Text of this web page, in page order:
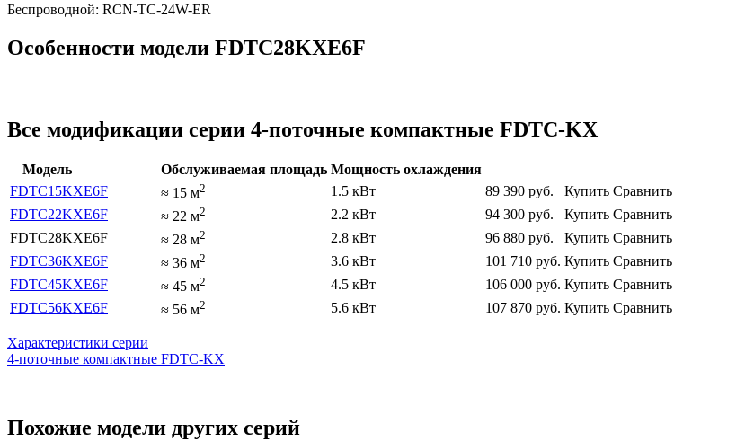
Беспроводной: RCN-TC-24W-ER
Особенности модели FDTC28KXE6F
Все модификации серии 4-поточные компактные FDTC-KX
Модель Обслуживаемая площадь Мощность охлаждения
FDTC15KXE6F
≈ 15 м2 1.5 кВт 89 390 руб. Купить Сравнить
FDTC22KXE6F
≈ 22 м2 2.2 кВт 94 300 руб. Купить Сравнить
FDTC28KXE6F
≈ 28 м2 2.8 кВт 96 880 руб. Купить Сравнить
FDTC36KXE6F
≈ 36 м2 3.6 кВт 101 710 руб. Купить Сравнить
FDTC45KXE6F
≈ 45 м2 4.5 кВт 106 000 руб. Купить Сравнить
FDTC56KXE6F
≈ 56 м2 5.6 кВт 107 870 руб. Купить Сравнить
Характеристики серии
4-поточные компактные FDTC-KX
Похожие модели других серий